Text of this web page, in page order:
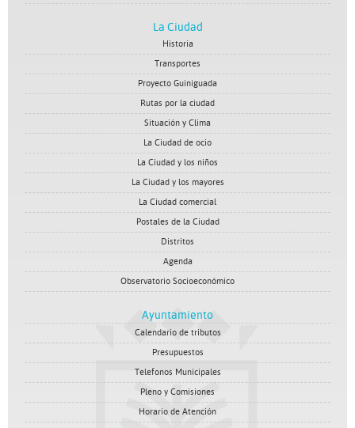
La Ciudad
Historia
Transportes
Proyecto Guiniguada
Rutas por la ciudad
Situación y Clima
La Ciudad de ocio
La Ciudad y los niños
La Ciudad y los mayores
La Ciudad comercial
Postales de la Ciudad
Distritos
Agenda
Observatorio Socioeconómico
Ayuntamiento
Calendario de tributos
Presupuestos
Telefonos Municipales
Pleno y Comisiones
Horario de Atención